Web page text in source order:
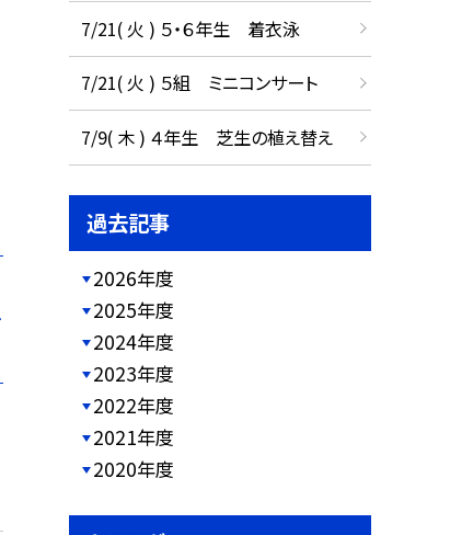
7/21( 火 ) ５・６年生 着衣泳
7/21( 火 ) ５組 ミニコンサート
7/9( 木 ) ４年生 芝生の植え替え
過去記事
2026年度
2025年度
2024年度
2023年度
2022年度
2021年度
2020年度